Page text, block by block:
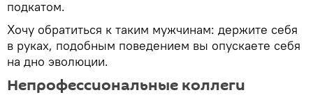
подкатом.
Хочу обратиться к таким мужчинам: держите себя
в руках, подобным поведением вы опускаете себя
на дно эволюции.
Непрофессиональные коллеги